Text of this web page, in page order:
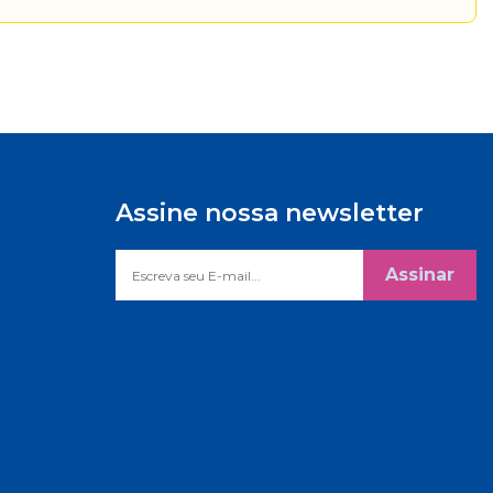
Assine nossa newsletter
Assinar